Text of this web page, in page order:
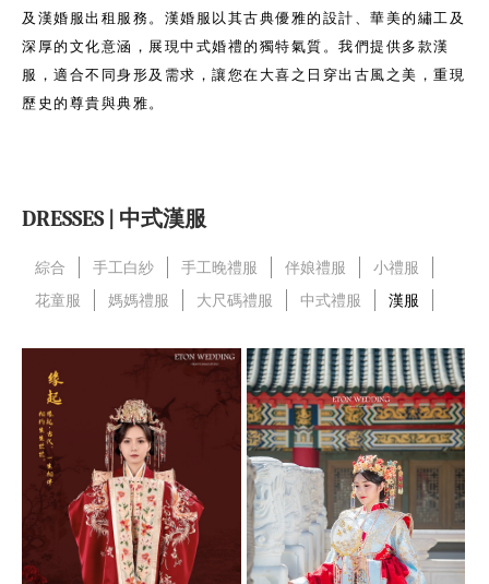
及漢婚服出租服務。漢婚服以其古典優雅的設計、華美的繡工及
深厚的文化意涵，展現中式婚禮的獨特氣質。我們提供多款漢
服，適合不同身形及需求，讓您在大喜之日穿出古風之美，重現
歷史的尊貴與典雅。
DRESSES | 中式漢服
綜合 手工白紗 手工晚禮服 伴娘禮服
小禮服
花童服
媽媽禮服 大尺碼禮服 中式禮服 漢服